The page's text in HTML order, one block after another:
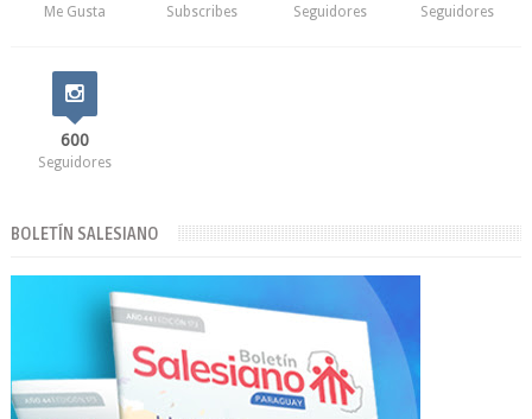
Me Gusta Subscribes Seguidores Seguidores
600
Seguidores
BOLETÍN SALESIANO